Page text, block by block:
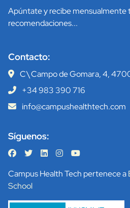
Apúntate y recibe mensualmente
recomendaciones...
Contacto:
C\ Campo de Gomara, 4,
+34 983 390 716
info@campushealthtech.com
Síguenos:
Campus Health Tech pertenece a
School